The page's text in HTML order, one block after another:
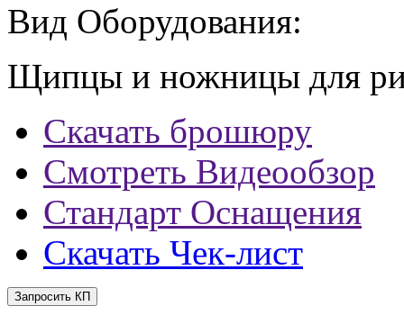
Вид Оборудования:
Щипцы и ножницы для
Скачать брошюру
Смотреть Видеообзор
Стандарт Оснащения
Скачать Чек-лист
Запросить КП